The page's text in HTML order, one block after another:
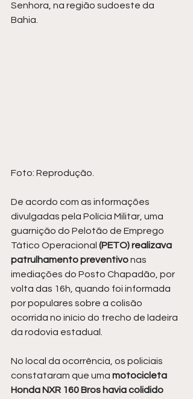
Senhora, na região sudoeste da
Bahia.
Foto: Reprodução.
De acordo com as informações
divulgadas pela Polícia Militar, uma
guarnição do Pelotão de Emprego
Tático Operacional (PETO) realizava
patrulhamento preventivo nas
imediações do Posto Chapadão, por
volta das 16h, quando foi informada
por populares sobre a colisão
ocorrida no início do trecho de ladeira
da rodovia estadual.
No local da ocorrência, os policiais
constataram que uma motocicleta
Honda NXR 160 Bros havia colidido